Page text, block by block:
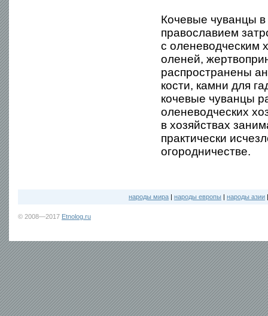
Кочевые чуванцы
православием
с оленеводческим
оленей,
распространены
кости, камни для
кочевые чуванцы
оленеводческих
в хозяйствах
практически
огородничестве.
народы мира | народы европы | народы азии
© 2008—2017 Etnolog.ru